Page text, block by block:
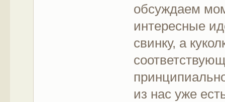
обсуждаем
интересные
свинку, а
из нас уже